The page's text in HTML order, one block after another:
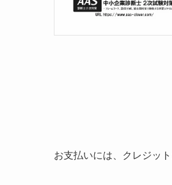
お支払いには、クレジッ